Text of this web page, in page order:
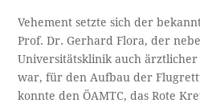
Vehement setzte sich der
Prof. Dr. Gerhard Flora, der
Universitätsklinik auch
war, für den Aufbau der
konnte den ÖAMTC, das Rote